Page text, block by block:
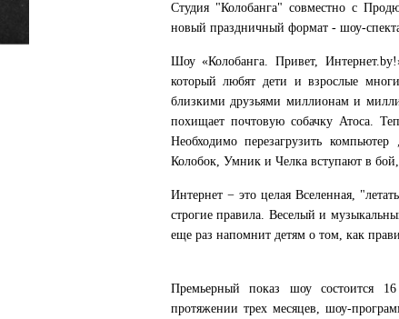
Студия "Колобанга" совместно с
новый праздничный формат - шоу-
Шоу «Колобанга. Привет,
который любят дети и взрослые
близкими друзьями миллионам и
похищает почтовую собачку Атоса.
Необходимо перезагрузить компьютер
Колобок, Умник и Челка вступают в
Интернет − это целая Вселенная,
строгие правила. Веселый и
еще раз напомнит детям о том, как
Премьерный показ шоу состоится
протяжении трех месяцев, шоу-